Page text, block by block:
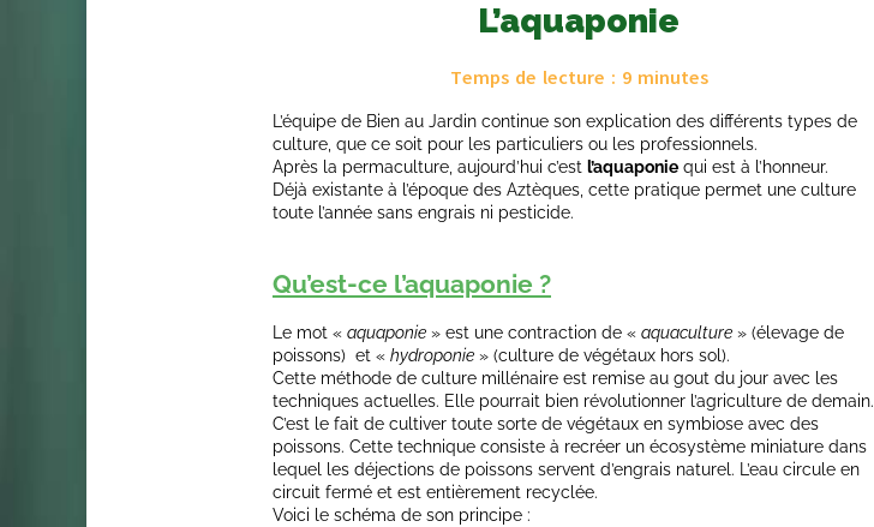
L’aquaponie
Temps de lecture : 9minutes
L’équipe de Bien au Jardin continue son explication des différents types de
culture, que ce soit pour les particuliers ou les professionnels.
Après la permaculture, aujourd’hui c’est l’aquaponiequi est à l’honneur.
Déjà existante à l’époque des Aztèques, cette pratique permet une culture
toute l’année sans engrais ni pesticide.
Qu’est-ce l’aquaponie ?
Le mot « aquaponie» est une contraction de « aquaculture» (élevage de
poissons) et « hydroponie» (culture de végétaux hors sol).
Cette méthode de culture millénaire est remise au gout du jour avec les
techniques actuelles. Elle pourrait bien révolutionner l’agriculture de demain.
C’est le fait de cultiver toute sorte de végétaux en symbiose avec des
poissons. Cette technique consiste à recréer un écosystème miniature dans
lequel les déjections de poissons servent d’engrais naturel. L’eau circule en
circuit fermé et est entièrement recyclée.
Voici le schéma de son principe :